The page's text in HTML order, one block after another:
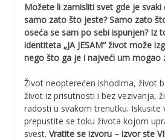
Možete li zamisliti svet gde je
samo zato što jeste? Samo zato
oseća se sam po sebi ispunjen? Iz
identiteta „JA JESAM“ život može
nego što ga je i najveći um mogao
Život neopterećen ishodima, život
život iz prisutnosti i bez vezivanja,
radosti u svakom trenutku. Iskusite
prepustite se toku života kojom
svest. Vratite se izvoru – izvor ste